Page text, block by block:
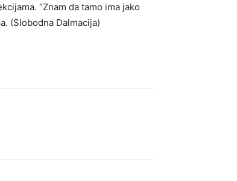
“Znam da tamo ima jako
(Slobodna Dalmacija)